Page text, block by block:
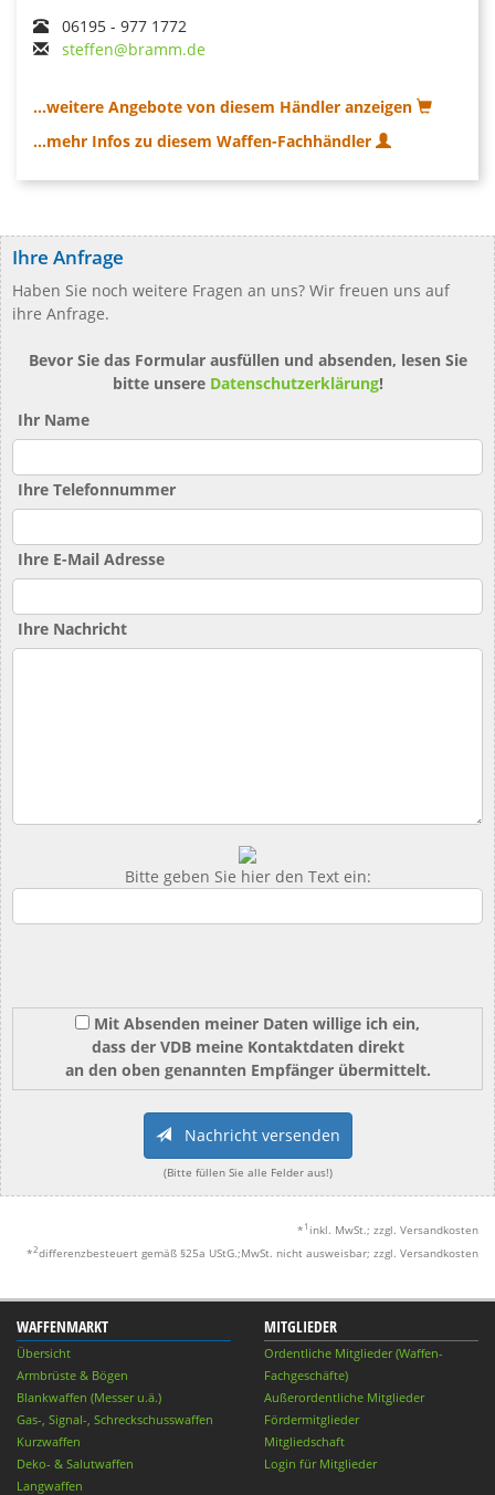
06195 - 977 1772
steffen@bramm.de
...weitere Angebote von diesem Händler anzeigen
...mehr Infos zu diesem Waffen-Fachhändler
Ihre Anfrage
Haben Sie noch weitere Fragen an uns? Wir freuen uns auf
ihre Anfrage.
Bevor Sie das Formular ausfüllen und absenden, lesen Sie
bitte unsere Datenschutzerklärung!
Ihr Name
Ihre Telefonnummer
Ihre E-Mail Adresse
Ihre Nachricht
Bitte geben Sie hier den Text ein:
Mit Absenden meiner Daten willige ich ein,
dass der VDB meine Kontaktdaten direkt
an den oben genannten Empfänger übermittelt.
Nachricht versenden
(Bitte füllen Sie alle Felder aus!)
* 1 inkl. MwSt.; zzgl. Versandkosten
*2differenzbesteuert gemäß §25a UStG.;MwSt. nicht ausweisbar; zzgl. Versandkosten
WAFFENMARKT
Übersicht
Armbrüste & Bögen
Blankwaffen (Messer u.ä.)
Gas-, Signal-, Schreckschusswaffen
Kurzwaffen
Deko- & Salutwaffen
Langwaffen
MITGLIEDER
Ordentliche Mitglieder (Waffen-
Fachgeschäfte)
Außerordentliche Mitglieder
Fördermitglieder
Mitgliedschaft
Login für Mitglieder